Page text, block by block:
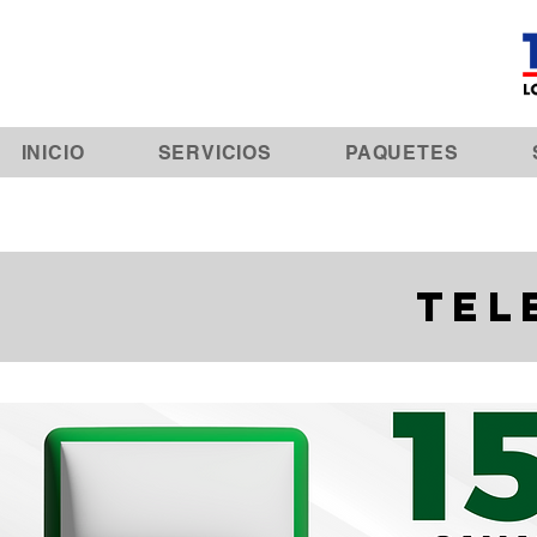
INICIO SERVICIOS PAQUETES